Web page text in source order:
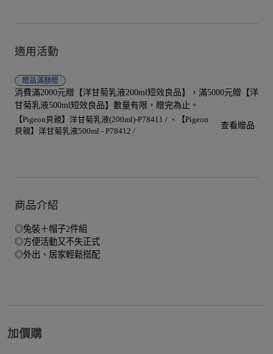
適用活動
贈品滿額贈
消費滿2000元贈【洋甘菊乳液200ml短效良品】，滿5000元贈【洋
甘菊乳液500ml短效良品】數量有限，贈完為止。
【Pigeon貝親】洋甘菊乳液(200ml)-P78411 /
【Pigeon
貝親】洋甘菊乳液500ml - P78412 /
查看贈品
商品介紹
◎兔裝＋帽子2件組
◎方便活動又不失正式
◎外出、居家輕鬆搭配
加價購